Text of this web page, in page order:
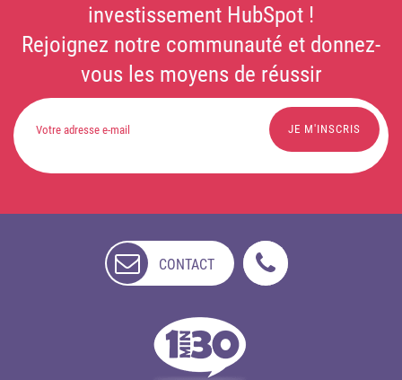
investissement HubSpot !
Rejoignez notre communauté et donnez-
vous les moyens de réussir
CONTACT
DISPONIBLE